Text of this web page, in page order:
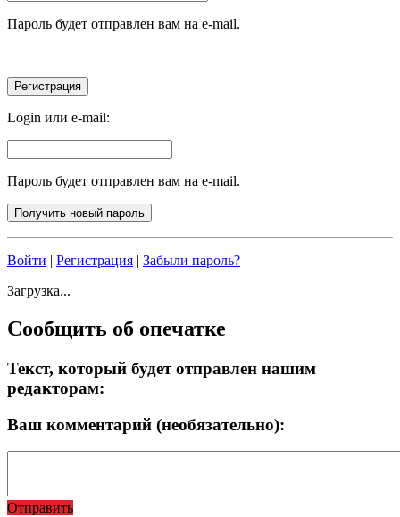
Пароль будет отправлен вам на e-mail.
Login или e-mail:
Пароль будет отправлен вам на e-mail.
Войти | Регистрация | Забыли пароль?
Загрузка...
Сообщить об опечатке
Текст, который будет отправлен нашим
редакторам:
Ваш комментарий (необязательно):
Отправить